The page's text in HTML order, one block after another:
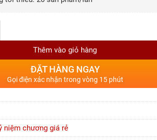
Thêm vào giỏ hàng
ĐẶT HÀNG NGAY
Gọi điện xác nhận trong vòng 15 phút
niệm chương giá rẻ